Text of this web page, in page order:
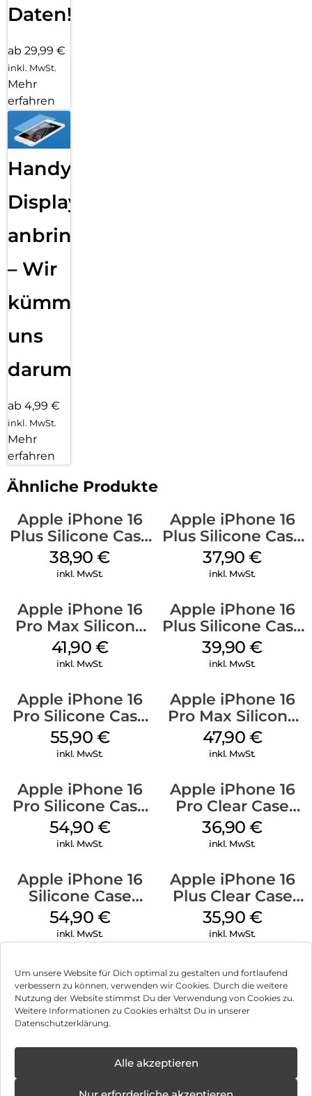
Um unsere Website für Dich optimal zu gestalten und fortlaufend
verbessern zu können, verwenden wir Cookies. Durch die weitere
Nutzung der Website stimmst Du der Verwendung von Cookies zu.
Weitere Informationen zu Cookies erhältst Du in unserer
Datenschutzerklärung.
Alle akzeptieren
Daten!
ab 29,99 €
inkl. MwSt.
Mehr
erfahren
Handy
Displayfolie
anbringen
– Wir
kümmern
uns
darum!
ab 4,99 €
inkl. MwSt.
Mehr
erfahren
Ähnliche Produkte
Apple iPhone 16
Plus Silicone Case
MagSafe Denim
38,90€
inkl. MwSt.
Apple iPhone 16
Plus Silicone Case
MagSafe Lake
Green
37,90€
inkl. MwSt.
Apple iPhone 16
Pro Max Silicone
Case MagSafe
Ultramarine
41,90 €
inkl. MwSt.
Apple iPhone 16
Plus Silicone Case
MagSafe Plum
39,90€
inkl. MwSt.
Apple iPhone 16
Pro Silicone Case
MagSafe Stone
Gray
55,90 €
inkl. MwSt.
Apple iPhone 16
Pro Max Silicone
Case MagSafe
Black
47,90 €
inkl. MwSt.
Apple iPhone 16
Pro Silicone Case
MagSafe Black
54,90 €
inkl. MwSt.
Apple iPhone 16
Pro Clear Case
MagSafe
Transparent
36,90€
inkl. MwSt.
Apple iPhone 16
Silicone Case
MagSafe Black
54,90 €
inkl. MwSt.
Apple iPhone 16
Plus Clear Case
MagSafe
Transparent
35,90 €
inkl. MwSt.
Impressum